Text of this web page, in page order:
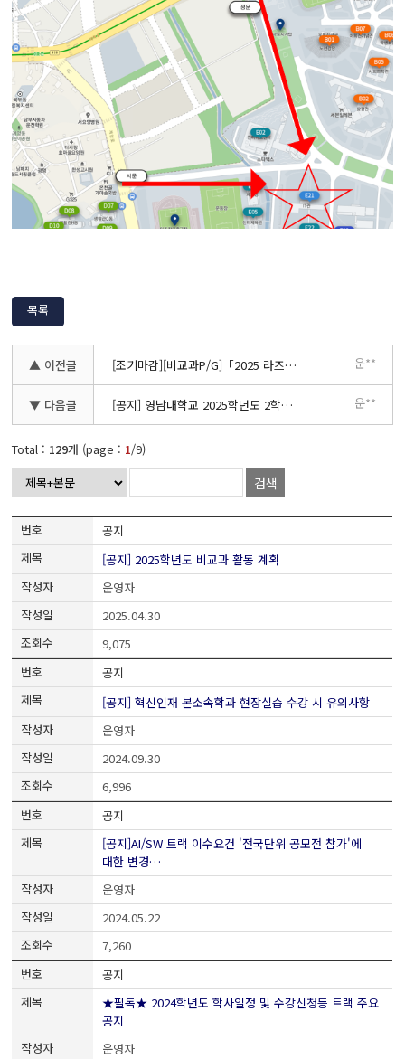
목록
▲ 이전글 [조기마감][비교과P/G]「2025 라즈베리파이를 활용한 스마트 IoT프로젝트」비교과 프로그램 신청자 모집 운**
▼ 다음글 [공지] 영남대학교 2025학년도 2학기 수강신청 실시 안내 운**
Total : 129개 (page : 1/9)
검색
공지
[공지] 2025학년도 비교과 활동 계획
운영자
2025.04.30
9,075
공지
[공지] 혁신인재 본소속학과 현장실습 수강 시 유의사항
운영자
2024.09.30
6,996
공지
[공지]AI/SW 트랙 이수요건 '전국단위 공모전 참가'에
대한 변경…
운영자
2024.05.22
7,260
공지
★필독★ 2024학년도 학사일정 및 수강신청등 트랙 주요
공지
운영자